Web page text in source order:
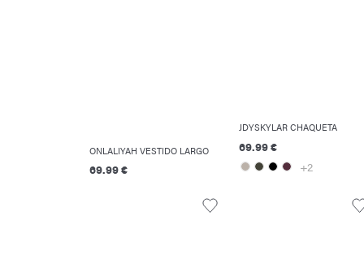
ONLALIYAH VESTIDO LARGO
69.99 €
JDYSKYLAR CHAQUETA
69.99 €
+2